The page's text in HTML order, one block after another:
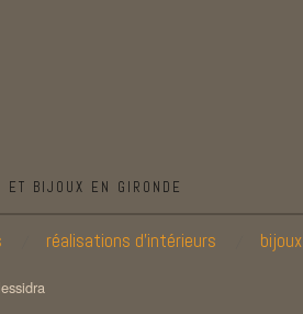
BIJOUX EN GIRONDE
réalisations d’intérieurs bijoux